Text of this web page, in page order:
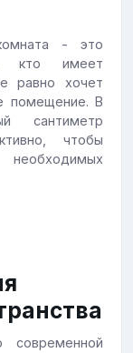
- это
кто имеет
равно хочет
помещение. В
сантиметр
чтобы